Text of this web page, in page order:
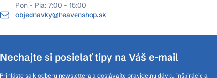
Pon - Pia: 7:00 - 15:00
objednavky@heavenshop.sk
Nechajte si posielať tipy na Váš e-mail
Prihláste sa k odberu newslettera a dostávajte pravidelnú dávku inšpirácie a